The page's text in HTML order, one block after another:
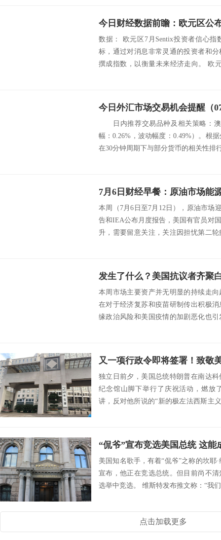
今日财经数据前瞻：欧元区公
数据： 欧元区7月Sentix投资者信心
标，通过对消息非常灵通的投资者和
撰成指数，以衡量未来经济走向。 欧
今日外汇市场交易机会提醒（
日内推荐交易品种及相关策略：澳
幅：0.26%，波动幅度：0.49%）。根
在30分钟周期下与部分货币的
本周（7月6日至7月12日），原油市场
告和IEA公布月度报告，美国有官员对
升，需要留意关注，关注因担忧第二
本周市场主要资产并无明显的持续走
在对于经济复苏和疫苗研制传出积极
缘政治风险和美国疫情的加剧恶化也
独立日前夕，美国总统特朗普在南达
纪念馆山脚下举行了庆祝活动，燃放
讲，反对他所说的“新的极左法西斯主
美国知名歌手，有着“侃爷”之称的坎耶
宣布，他正在竞选总统。但目前尚不
选举中竞选。 维斯特发布推文称：“我
点击加载更多